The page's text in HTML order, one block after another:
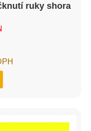
ruky shora